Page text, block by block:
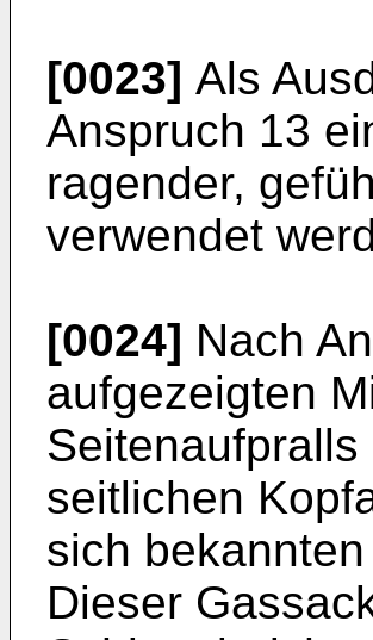
[0023] Als
Anspruch 13
ragender,
verwendet
[0024] Nach
aufgezeigten
seitlichen
sich
Dieser